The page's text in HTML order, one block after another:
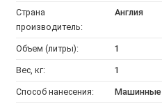
Страна
производитель:
Англия
Объем (литры): 1
Вес, кг: 1
Способ нанесения: Машинные